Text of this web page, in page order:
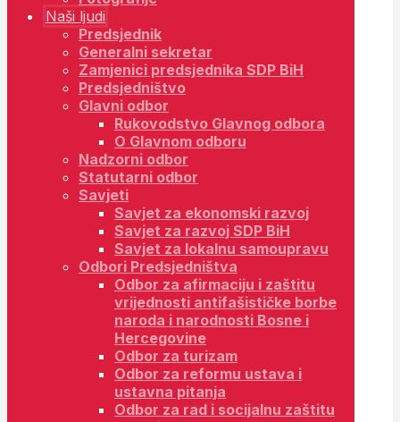
Naši ljudi
Predsjednik
Generalni sekretar
Zamjenici predsjednika SDP BiH
Predsjedništvo
Glavni odbor
Rukovodstvo Glavnog odbora
O Glavnom odboru
Nadzorni odbor
Statutarni odbor
Savjeti
Savjet za ekonomski razvoj
Savjet za razvoj SDP BiH
Savjet za lokalnu samoupravu
Odbori Predsjedništva
Odbor za afirmaciju i zaštitu
vrijednosti antifašističke borbe
naroda i narodnosti Bosne i
Hercegovine
Odbor za turizam
Odbor za reformu ustava i
ustavna pitanja
Odbor za rad i socijalnu zaštitu